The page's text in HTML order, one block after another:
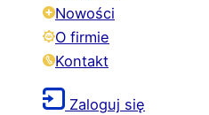
Nowości
O firmie
Kontakt
Zaloguj się